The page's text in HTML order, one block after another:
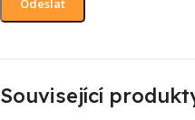
Související